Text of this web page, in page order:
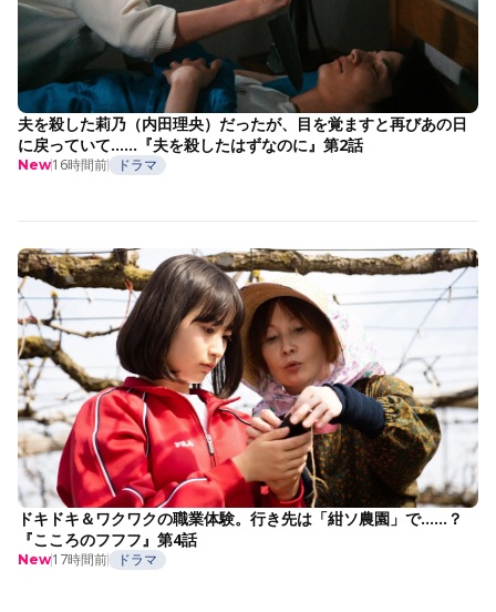
夫を殺した莉乃（内田理央）だったが、目を覚ますと再びあの日
に戻っていて……『夫を殺したはずなのに』第2話
New16時間前 ドラマ
ドキドキ＆ワクワクの職業体験。行き先は「紺ソ農園」で……？
『こころのフフフ』第4話
New17時間前 ドラマ